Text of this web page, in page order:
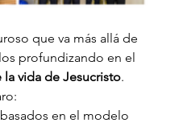
que va más allá de
profundizando en el
vida de Jesucristo.
en el modelo